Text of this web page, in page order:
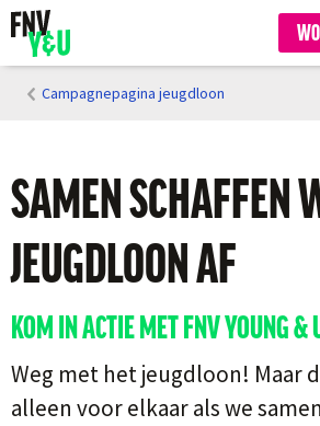
Campagnepagina jeugdloon
SAMEN SCHAFFEN
JEUGDLOON AF
KOM IN ACTIE MET FNV YOUNG &
Weg met het jeugdloon! Maar
alleen voor elkaar als we